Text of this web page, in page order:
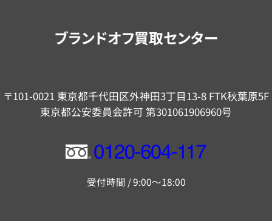
ブランドオフ買取センター
〒101-0021 東京都千代田区外神田3丁目13-8 FTK秋葉原5F
東京都公安委員会許可 第301061906960号
フ
ー
受付時間 / 9:00～18:00